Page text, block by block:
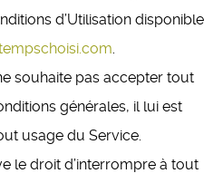
d’Utilisation disponible
.
souhaite pas accepter tout
générales, il lui est
usage du Service.
le droit d’interrompre à tout